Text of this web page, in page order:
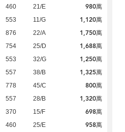
460 21/E 980萬
553 11/G 1,120萬
876 22/A 1,750萬
754 25/D 1,688萬
553 32/G 1,250萬
557 38/B 1,325萬
778 45/C 800萬
557 28/B 1,320萬
370 15/F 698萬
460 25/E 958萬